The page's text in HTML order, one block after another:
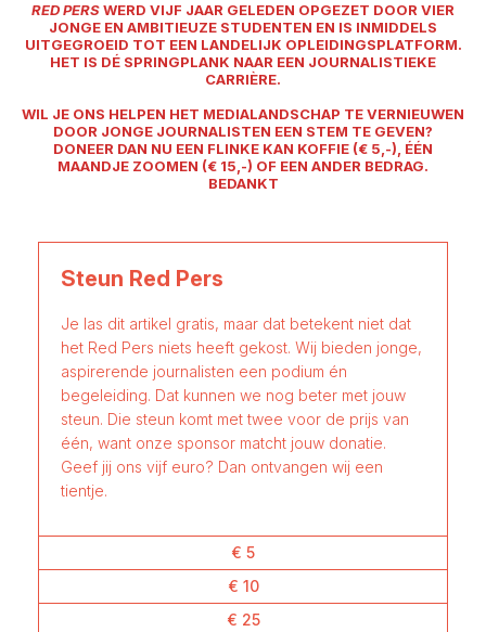
RED PERSWERD VIJF JAAR GELEDEN OPGEZET DOOR VIER
JONGE EN AMBITIEUZE STUDENTEN EN IS INMIDDELS
UITGEGROEID TOT EEN LANDELIJK OPLEIDINGSPLATFORM.
HET IS DÉ SPRINGPLANK NAAR EEN JOURNALISTIEKE
CARRIÈRE.
WIL JE ONS HELPEN HET MEDIALANDSCHAP TE VERNIEUWEN
DOOR JONGE JOURNALISTEN EEN STEM TE GEVEN?
DONEER DAN NU EEN FLINKE KAN KOFFIE (€ 5,-), ÉÉN
MAANDJE ZOOMEN (€ 15,-) OF EEN ANDER BEDRAG.
BEDANKT
Steun Red Pers
Je las dit artikel gratis, maar dat betekent niet dat
het Red Pers niets heeft gekost. Wij bieden jonge,
aspirerende journalisten een podium én
begeleiding. Dat kunnen we nog beter met jouw
steun. Die steun komt met twee voor de prijs van
één, want onze sponsor matcht jouw donatie.
Geef jij ons vijf euro? Dan ontvangen wij een
tientje.
€ 5
€ 10
€ 25